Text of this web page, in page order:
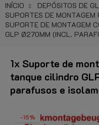
INÍCIO DEPÓSITOS DE
SUPORTES DE
SUPORTE DE MONTAGEM
GLP Ø270MM (INCL.
1x Suporte de
tanque cilindro
parafusos e
-15%